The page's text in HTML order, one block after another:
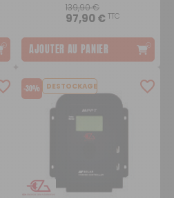
139,90 €
97,90 €TTC
AJOUTER AU PANIER
-30% DESTOCKAGE